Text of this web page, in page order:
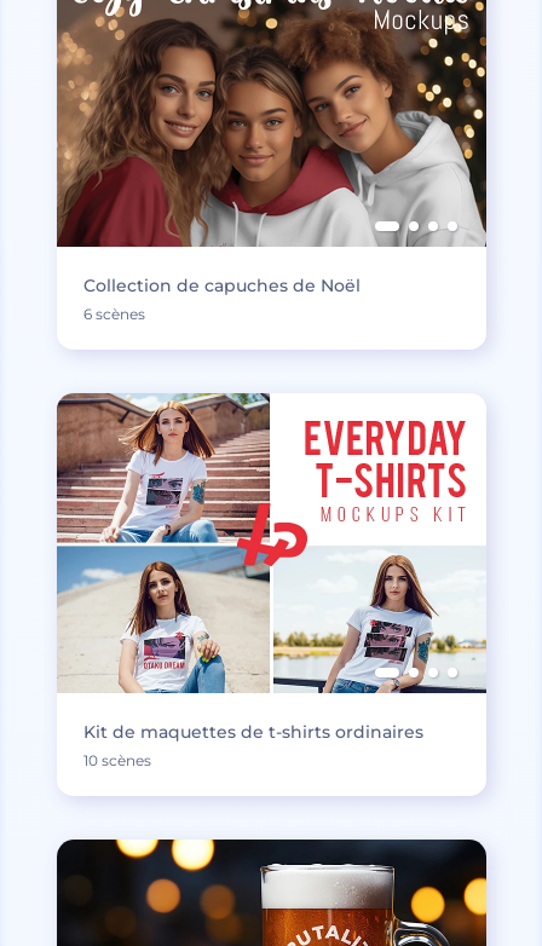
Collection de capuches de Noël
6 scènes
Kit de maquettes de t-shirts ordinaires
10 scènes